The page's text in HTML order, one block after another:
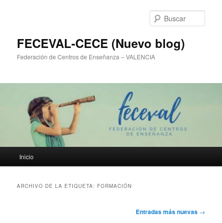
FECEVAL-CECE (Nuevo blog)
Federación de Centros de Enseñanza – VALENCIA
principal
Inicio
ARCHIVO DE LA ETIQUETA: FORMACIÓN
Entradas más nuevas →